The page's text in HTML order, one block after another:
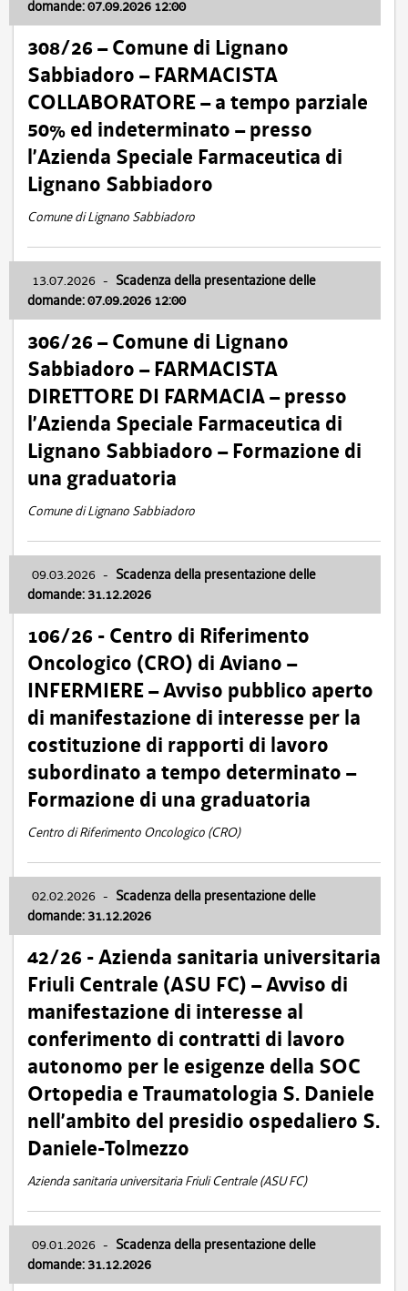
domande: 07.09.2026 12:00
308/26 – Comune di Lignano
Sabbiadoro – FARMACISTA
COLLABORATORE – a tempo parziale
50% ed indeterminato – presso
l’Azienda Speciale Farmaceutica di
Lignano Sabbiadoro
Comune di Lignano Sabbiadoro
13.07.2026 - Scadenza della presentazione delle
domande: 07.09.2026 12:00
306/26 – Comune di Lignano
Sabbiadoro – FARMACISTA
DIRETTORE DI FARMACIA – presso
l’Azienda Speciale Farmaceutica di
Lignano Sabbiadoro – Formazione di
una graduatoria
Comune di Lignano Sabbiadoro
09.03.2026 - Scadenza della presentazione delle
domande: 31.12.2026
106/26 - Centro di Riferimento
Oncologico (CRO) di Aviano –
INFERMIERE – Avviso pubblico aperto
di manifestazione di interesse per la
costituzione di rapporti di lavoro
subordinato a tempo determinato –
Formazione di una graduatoria
Centro di Riferimento Oncologico (CRO)
02.02.2026 - Scadenza della presentazione delle
domande: 31.12.2026
42/26 - Azienda sanitaria universitaria
Friuli Centrale (ASU FC) – Avviso di
manifestazione di interesse al
conferimento di contratti di lavoro
autonomo per le esigenze della SOC
Ortopedia e Traumatologia S. Daniele
nell’ambito del presidio ospedaliero S.
Daniele-Tolmezzo
Azienda sanitaria universitaria Friuli Centrale (ASU FC)
09.01.2026 - Scadenza della presentazione delle
domande: 31.12.2026